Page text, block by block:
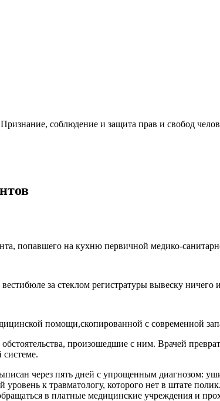
соблюдение и защита прав и свобод
попавшего на кухню первичной медико-
за стеклом регистратуры вывеску
помощи,скопированной с современной
произошедшие с ним. Врачей
через пять дней с упрощенным диагнозом:
к травматологу, которого нет в штате
в платные медицинские учреждения и